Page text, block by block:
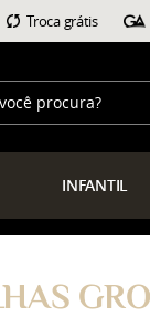
Troca grátis
INFANTIL